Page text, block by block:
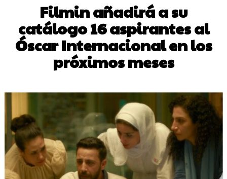
Filmin añadirá a su
catálogo 16 aspirantes al
Óscar Internacional en los
próximos meses